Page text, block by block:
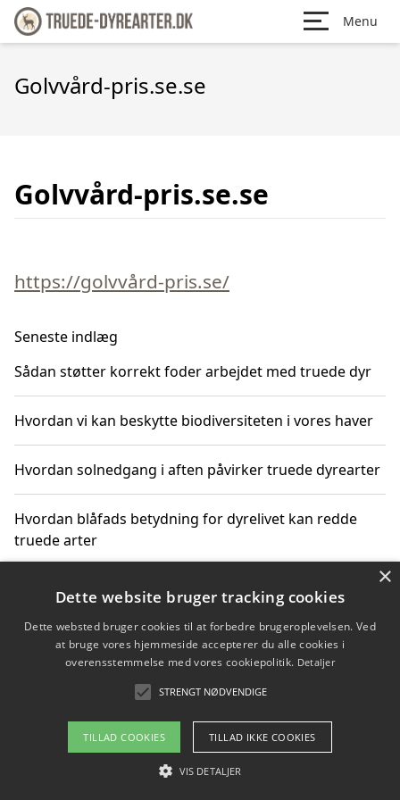
Menu
Golvvård-pris.se.se
Golvvård-pris.se.se
https://golvvård-pris.se/
Seneste indlæg
Sådan støtter korrekt foder arbejdet med truede dyr
Hvordan vi kan beskytte biodiversiteten i vores haver
Hvordan solnedgang i aften påvirker truede dyrearter
Hvordan blåfads betydning for dyrelivet kan redde
truede arter
Hvordan kan gaver til unge voksne støtte bevarelsen
Copyright 2026 - Pilanto Aps
Om / kontakt
Blog Betingelser
×
Dette website bruger tracking cookies
Dette websted bruger cookies til at forbedre brugeroplevelsen. Ved
at bruge vores hjemmeside accepterer du alle cookies i
overensstemmelse med vores cookiepolitik. Detaljer
STRENGT NØDVENDIGE
TILLAD COOKIES TILLAD IKKE COOKIES
VIS DETALJER